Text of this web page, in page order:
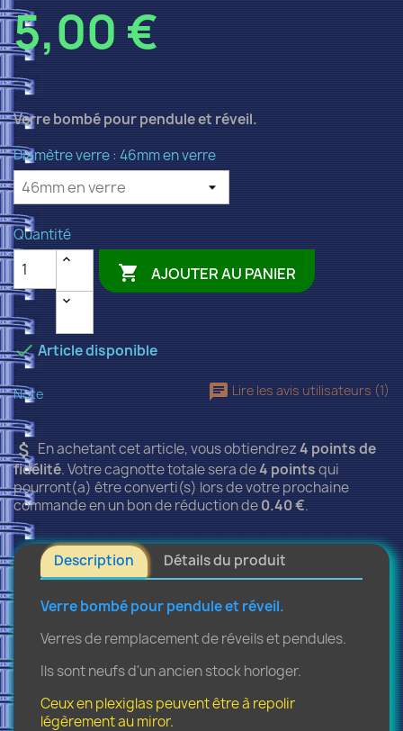
5,00 €
Verre bombé pour pendule et réveil.
Diamètre verre : 46mm en verre
Quantité
 AJOUTER AU PANIER
Article disponible
Note Lire les avis utilisateurs (1)
attach_moneyEn achetant cet article, vous obtiendrez4points de
fidélité. Votre cagnotte totale sera de4pointsqui
pourront(a) être converti(s) lors de votre prochaine
commande en un bon de réduction de0.40 €.
Description Détails du produit
Verre bombé pour pendule et réveil.
Verres de remplacement de réveils et pendules.
Ils sont neufs d'un ancien stock horloger.
Ceux en plexiglas peuvent être à repolir
légèrement au miror.